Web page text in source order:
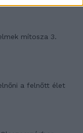
mítosza 3.
a felnőtt élet